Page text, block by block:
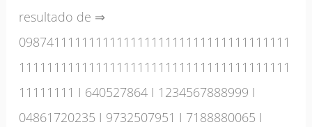
resultado de ⇒
098741111111111111111111111111111111111
111111111111111111111111111111111111111
11111111 I 640527864 I 1234567888999 I
04861720235 I 9732507951 I 7188880065 I